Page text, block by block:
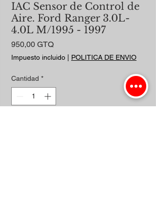
IAC Sensor de Control de
Aire. Ford Ranger 3.0L-
4.0L M/1995 - 1997
950,00 GTQPrecio
Impuesto incluido POLITICA DE ENVIO
Cantidad *